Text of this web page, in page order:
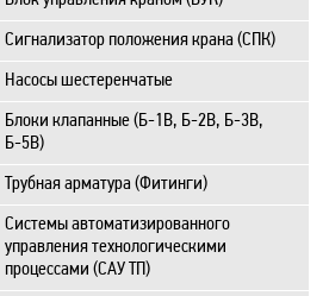
Сигнализатор положения крана (СПК)
Насосы шестеренчатые
Блоки клапанные (Б-1В, Б-2В, Б-3В,
Б-5В)
Трубная арматура (Фитинги)
Системы автоматизированного
управления технологическими
процессами (САУ ТП)